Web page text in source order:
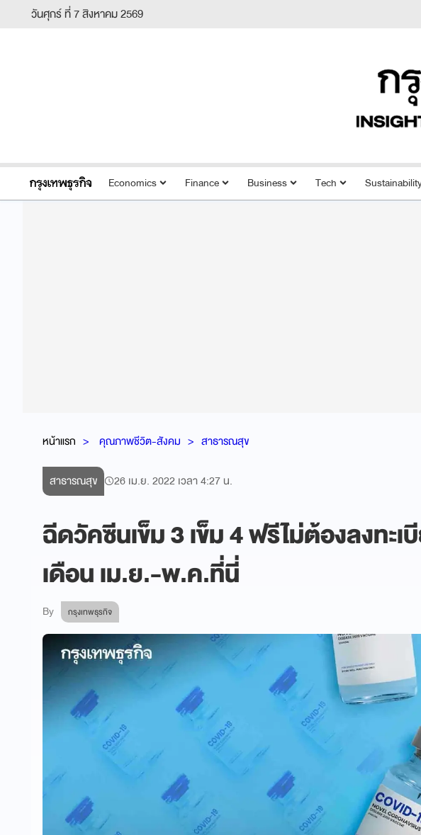
วันศุกร์ ที่ 7 สิงหาคม 2569
Economics Finance Business Tech
หน้าแรก คุณภาพชีวิต-สังคม สาธารณสุข
สาธารณสุข 26 เม.ย. 2022 เวลา 4:27 น.
ฉีดวัคซีนเข็ม 3 เข็ม 4 ฟรีไม่ต้องลงทะเ
เดือน เม.ย.-พ.ค.ที่นี่
By กรุงเทพธุรกิจ